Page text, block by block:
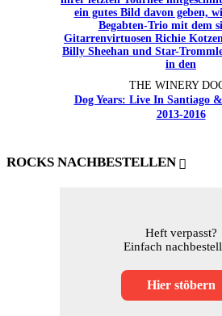
THE WINERY
Dog Years: Live In Santiago
2013-2016
ROCKS NACHBESTELLEN
Heft verpasst?
Einfach
Hier stöbern